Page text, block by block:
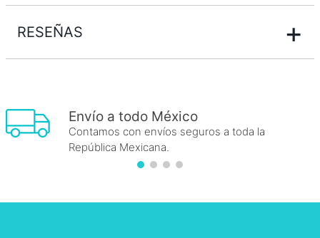
RESEÑAS +
Envío a todo México
Contamos con envíos seguros a toda la
República Mexicana.